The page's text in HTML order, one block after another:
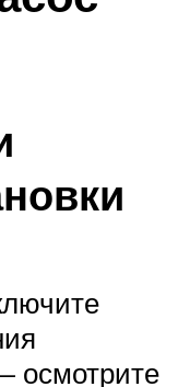
осмотрите